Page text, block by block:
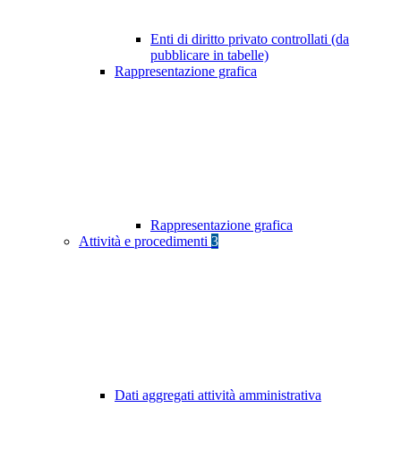
Enti di diritto privato controllati (da
pubblicare in tabelle)
Rappresentazione grafica
Rappresentazione grafica
Attività e procedimenti 3
Dati aggregati attività amministrativa